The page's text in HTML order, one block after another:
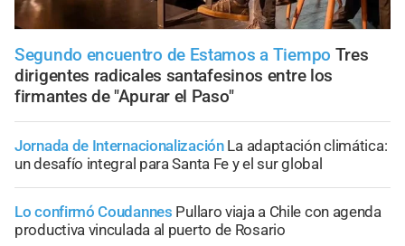
Segundo encuentro de Estamos a Tiempo Tres
dirigentes radicales santafesinos entre los
firmantes de "Apurar el Paso"
Jornada de Internacionalización La adaptación climática:
un desafío integral para Santa Fe y el sur global
Lo confirmó Coudannes Pullaro viaja a Chile con agenda
productiva vinculada al puerto de Rosario